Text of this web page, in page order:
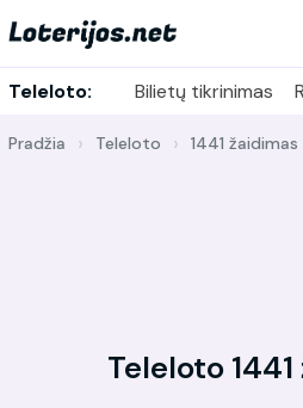
Teleloto: Bilietų tikrinimas
Pradžia Teleloto 1441 žaidimas
Teleloto